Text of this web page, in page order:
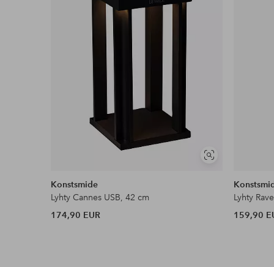
Lue lisää
Näytä
Konstsmide
Lyhty Cannes USB, 42 cm
174,90 EUR
Lyhty
159,90